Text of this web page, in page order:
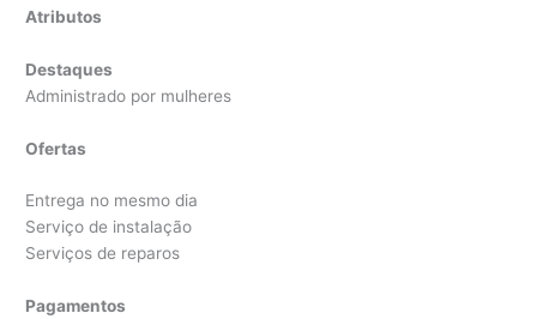
Atributos
Destaques
Administrado por mulheres
Ofertas
Entrega no mesmo dia
Serviço de instalação
Serviços de reparos
Pagamentos